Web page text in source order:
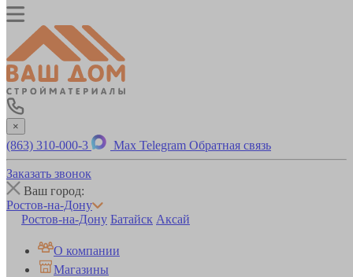
×
(863) 310-000-3 Max Telegram Обратная связь
Заказать звонок
Ваш город:
Ростов-на-Дону
Ростов-на-Дону Батайск Аксай
О компании
Магазины